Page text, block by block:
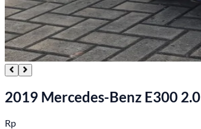
2019 Mercedes-Benz E300 2.0
Rp